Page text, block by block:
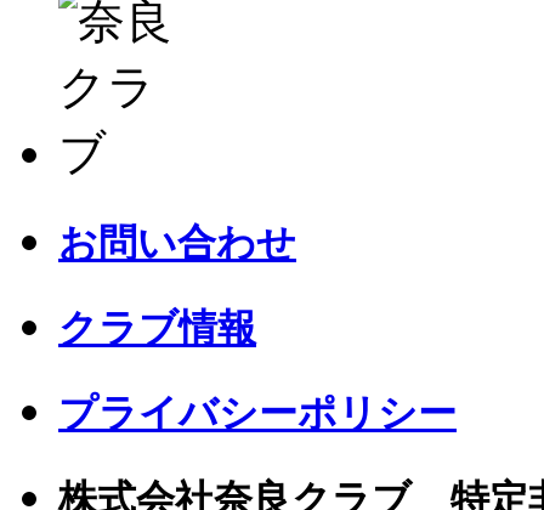
お問い合わせ
クラブ情報
プライバシーポリシー
株式会社奈良クラブ 特定